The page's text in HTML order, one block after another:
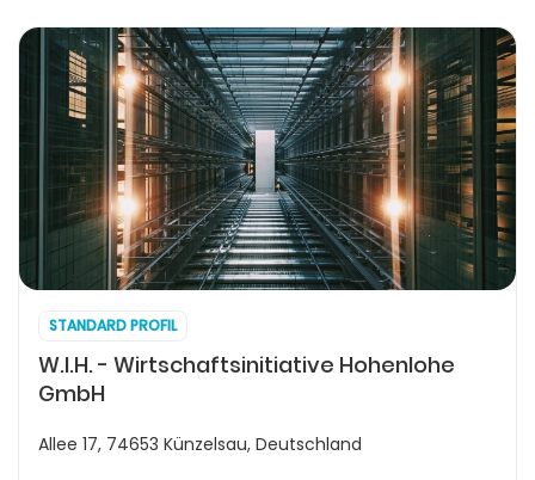
STANDARD PROFIL
W.I.H. - Wirtschaftsinitiative Hohenlohe
GmbH
Allee 17, 74653 Künzelsau, Deutschland